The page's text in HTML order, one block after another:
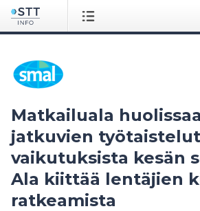
Matkailuala
jatkuvien
vaikutuksista kesän
Ala kiittää lentäjien
ratkeamista